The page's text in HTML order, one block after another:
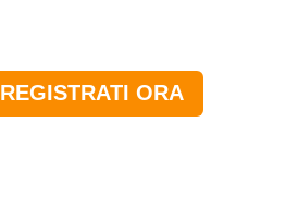
REGISTRATI ORA